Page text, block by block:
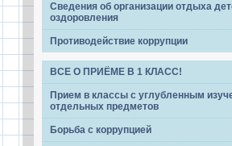
Сведения об организации отдыха
оздоровления
Противодействие коррупции
ВСЕ О ПРИЁМЕ В 1 КЛАСС!
Прием в классы с углубленным
отдельных предметов
Борьба с коррупцией